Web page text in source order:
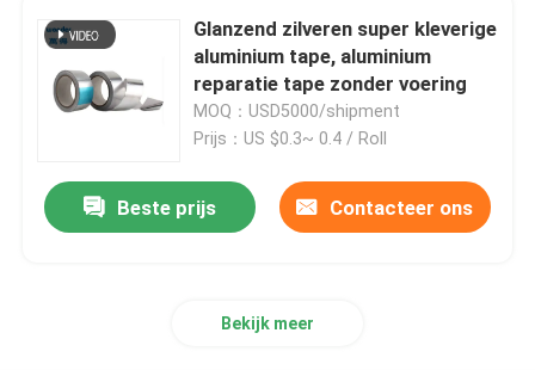
Glanzend zilveren super kleverige
aluminium tape, aluminium
reparatie tape zonder voering
MOQ：USD5000/shipment
Prijs：US $0.3~ 0.4 / Roll
Beste prijs Contacteer ons
Bekijk meer